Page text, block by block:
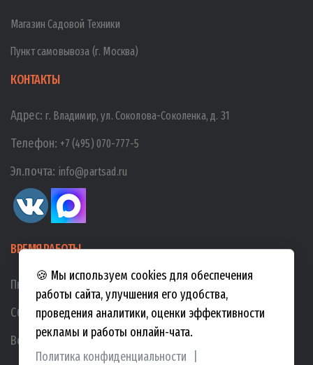
Магазин Садовой Техники
Пункт самовывоза (г. Москва)
КОНТАКТЫ
Адрес:г. Владимир, ул. Соколова-Соколенка, д. 31
Телефон: +7 (495) 070-777-5
Эл.почта: info@partsad.ru
ВРЕМЯ РАБОТЫ
Пн-Пт: 10:00-19:00
Сб:
10:00-17:00
Вс:
10:00-15:00
🍪 Мы используем cookies для обеспечения
работы сайта, улучшения его удобства,
проведения аналитики, оценки эффективности
рекламы и работы онлайн-чата.
Политика конфиденциальности